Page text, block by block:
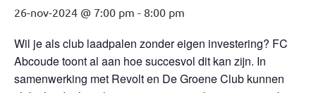
26-nov-2024 @ 7:00 pm - 8:00 pm
Wil je als club laadpalen zonder eigen investering? FC
Abcoude toont al aan hoe succesvol dit kan zijn. In
samenwerking met Revolt en De Groene Club kunnen